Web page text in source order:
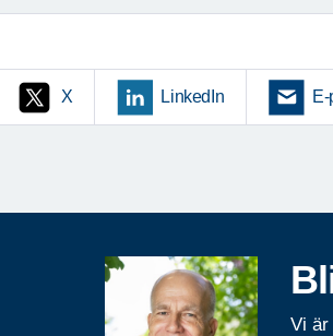
X LinkedIn
Vi är